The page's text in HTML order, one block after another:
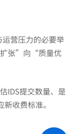
营压力的必要举
扩张”向“质量优
IDS提交数量、是
收费标准。